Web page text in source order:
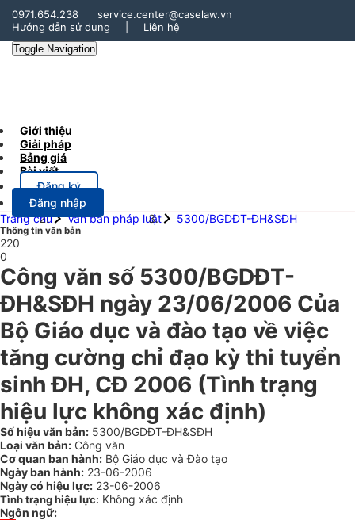
0971.654.238
service.center@caselaw.vn
Hướng dẫn sử dụng
Liên hệ
Toggle Navigation
Giới thiệu
Giải pháp
Bảng giá
Bài viết
Đăng ký
Đăng nhập
Trang chủ
Văn bản pháp luật 5300/BGDĐT-ĐH&SĐH
Thông tin văn bản
220
0
Công văn số 5300/BGDĐT-
ĐH&SĐH ngày 23/06/2006 Của
Bộ Giáo dục và đào tạo về việc
tăng cường chỉ đạo kỳ thi tuyển
sinh ĐH, CĐ 2006 (Tình trạng
hiệu lực không xác định)
Số hiệu văn bản: 5300/BGDĐT-ĐH&SĐH
Loại văn bản: Công văn
Cơ quan ban hành: Bộ Giáo dục và Đào tạo
Ngày ban hành: 23-06-2006
Ngày có hiệu lực: 23-06-2006
Tình trạng hiệu lực: Không xác định
Ngôn ngữ: